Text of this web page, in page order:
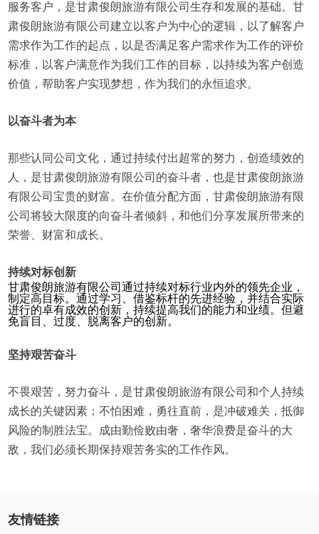
服务客户，是甘肃俊朗旅游有限公司生存和发展的基础。甘
肃俊朗旅游有限公司建立以客户为中心的逻辑，以了解客户
需求作为工作的起点，以是否满足客户需求作为工作的评价
标准，以客户满意作为我们工作的目标，以持续为客户创造
价值，帮助客户实现梦想，作为我们的永恒追求。
以奋斗者为本
那些认同公司文化，通过持续付出超常的努力，创造绩效的
人，是甘肃俊朗旅游有限公司的奋斗者，也是甘肃俊朗旅游
有限公司宝贵的财富。在价值分配方面，甘肃俊朗旅游有限
公司将较大限度的向奋斗者倾斜，和他们分享发展所带来的
荣誉、财富和成长。
持续对标创新
甘肃俊朗旅游有限公司通过持续对标行业内外的领先企业，
制定高目标。通过学习、借鉴标杆的先进经验，并结合实际
进行的卓有成效的创新，持续提高我们的能力和业绩。但避
免盲目、过度、脱离客户的创新。
坚持艰苦奋斗
不畏艰苦，努力奋斗，是甘肃俊朗旅游有限公司和个人持续
成长的关键因素；不怕困难，勇往直前，是冲破难关，抵御
风险的制胜法宝。成由勤俭败由奢，奢华浪费是奋斗的大
敌，我们必须长期保持艰苦务实的工作作风。
友情链接